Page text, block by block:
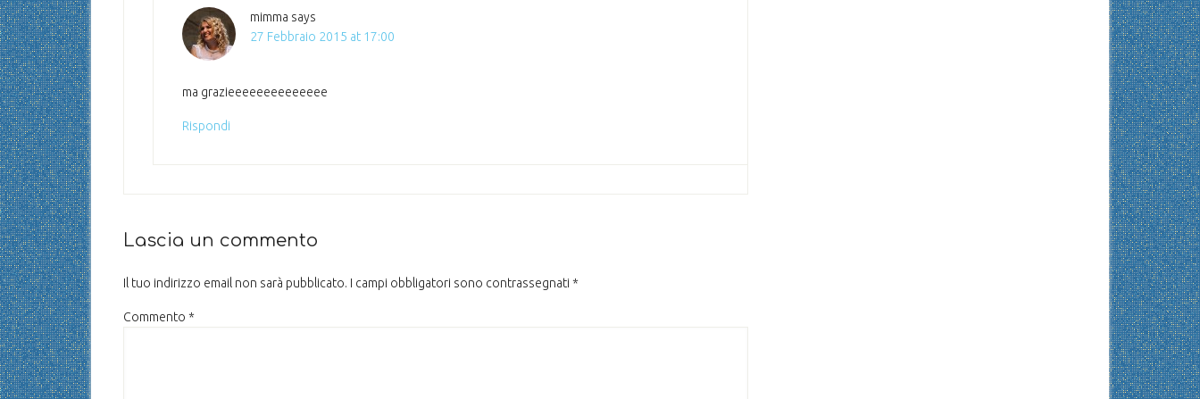
mimma says
27 Febbraio 2015 at 17:00
ma grazieeeeeeeeeeeeee
Rispondi
Lascia un commento
Il tuo indirizzo email non sarà pubblicato. I campi obbligatori sono contrassegnati *
Commento *